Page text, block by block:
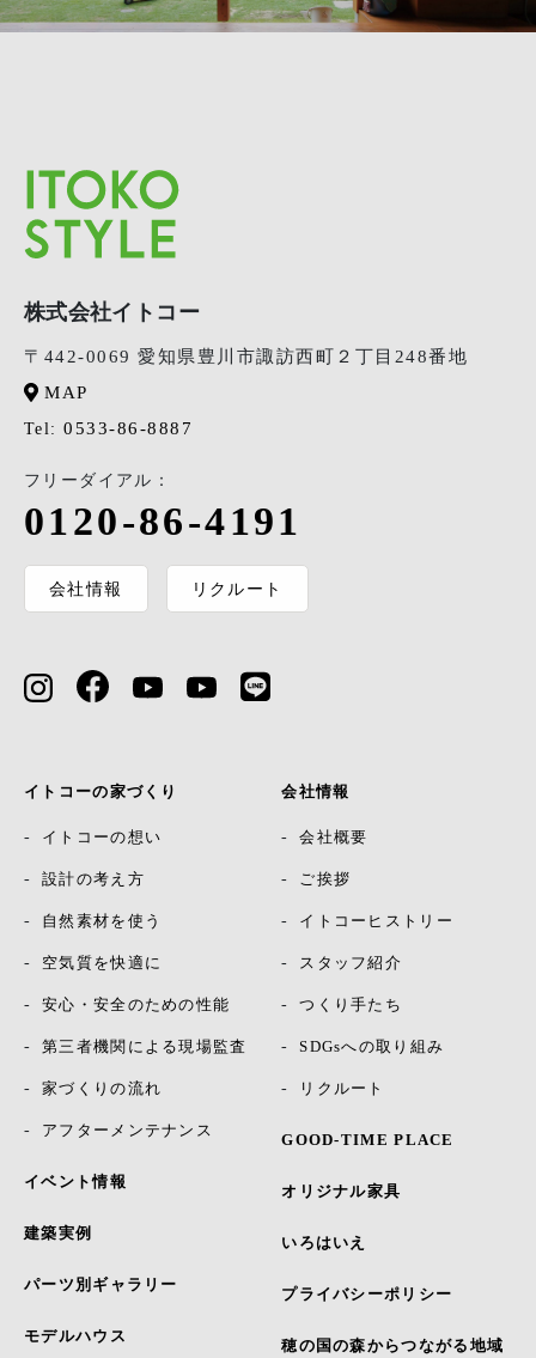
株式会社イトコー
〒442-0069 愛知県豊川市諏訪西町２丁目248番地
MAP
Tel: 0533-86-8887
フリーダイアル：
0120-86-4191
会社情報 リクルート
イトコーの家づくり
イトコーの想い
設計の考え方
自然素材を使う
空気質を快適に
安心・安全のための性能
第三者機関による現場監査
家づくりの流れ
アフターメンテナンス
イベント情報
建築実例
パーツ別ギャラリー
モデルハウス
会社情報
会社概要
ご挨拶
イトコーヒストリー
スタッフ紹介
つくり手たち
SDGsへの取り組み
リクルート
GOOD-TIME PLACE
オリジナル家具
いろはいえ
プライバシーポリシー
穂の国の森からつながる地域